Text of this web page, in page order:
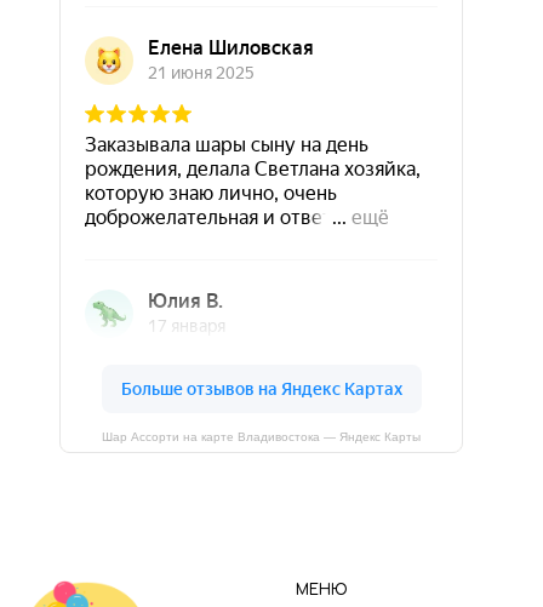
Шар Ассорти на карте Владивостока — Яндекс Карты
МЕНЮ